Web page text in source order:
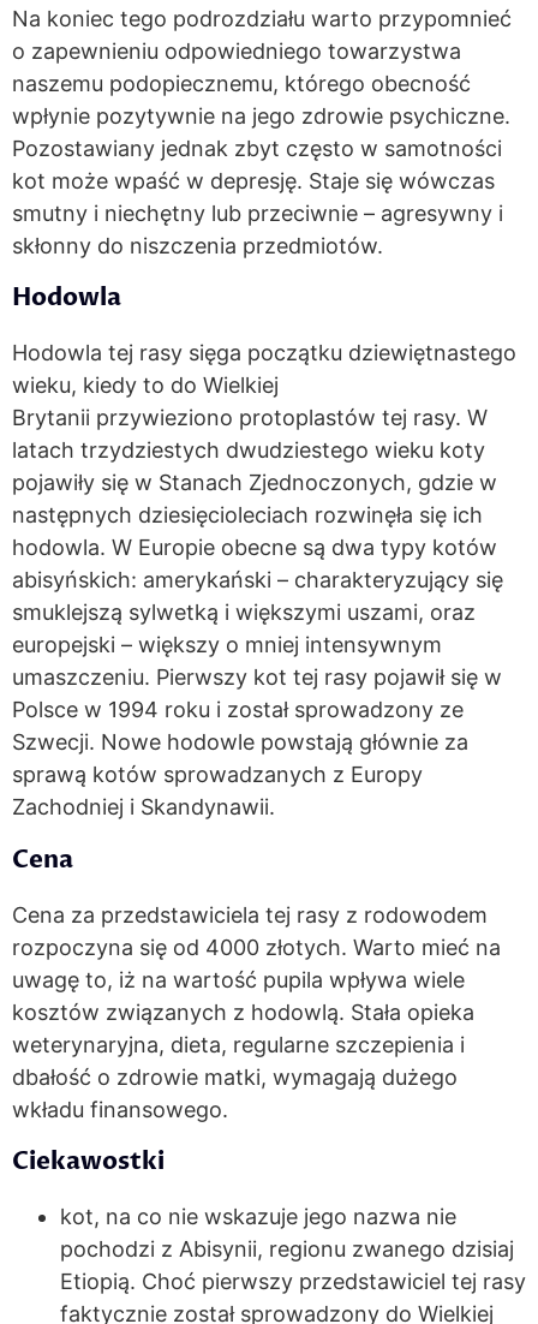
Na koniec tego podrozdziału warto przypomnieć
o zapewnieniu odpowiedniego towarzystwa
naszemu podopiecznemu, którego obecność
wpłynie pozytywnie na jego zdrowie psychiczne.
Pozostawiany jednak zbyt często w samotności
kot może wpaść w depresję. Staje się wówczas
smutny i niechętny lub przeciwnie – agresywny i
skłonny do niszczenia przedmiotów.
Hodowla
Hodowla tej rasy sięga początku dziewiętnastego
wieku, kiedy to do Wielkiej
Brytanii przywieziono protoplastów tej rasy. W
latach trzydziestych dwudziestego wieku koty
pojawiły się w Stanach Zjednoczonych, gdzie w
następnych dziesięcioleciach rozwinęła się ich
hodowla. W Europie obecne są dwa typy kotów
abisyńskich: amerykański – charakteryzujący się
smuklejszą sylwetką i większymi uszami, oraz
europejski – większy o mniej intensywnym
umaszczeniu. Pierwszy kot tej rasy pojawił się w
Polsce w 1994 roku i został sprowadzony ze
Szwecji. Nowe hodowle powstają głównie za
sprawą kotów sprowadzanych z Europy
Zachodniej i Skandynawii.
Cena
Cena za przedstawiciela tej rasy z rodowodem
rozpoczyna się od 4000 złotych. Warto mieć na
uwagę to, iż na wartość pupila wpływa wiele
kosztów związanych z hodowlą. Stała opieka
weterynaryjna, dieta, regularne szczepienia i
dbałość o zdrowie matki, wymagają dużego
wkładu finansowego.
Ciekawostki
kot, na co nie wskazuje jego nazwa nie
pochodzi z Abisynii, regionu zwanego dzisiaj
Etiopią. Choć pierwszy przedstawiciel tej rasy
faktycznie został sprowadzony do Wielkiej